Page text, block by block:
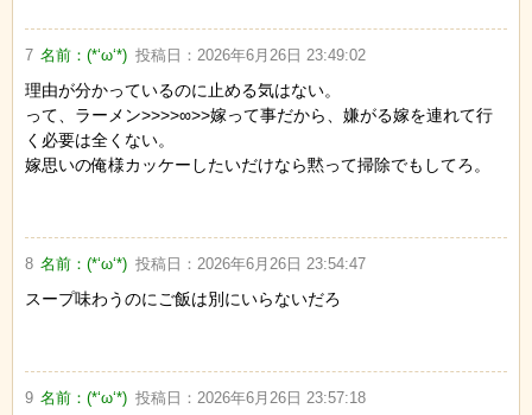
7 名前：(*‘ω‘*) 投稿日： 2026年6月26日 23:49:02
理由が分かっているのに止める気はない。
って、ラーメン>>>>∞>>嫁って事だから、嫌がる嫁を連れて行
く必要は全くない。
嫁思いの俺様カッケーしたいだけなら黙って掃除でもしてろ。
8 名前：(*‘ω‘*) 投稿日： 2026年6月26日 23:54:47
スープ味わうのにご飯は別にいらないだろ
9 名前：(*‘ω‘*) 投稿日： 2026年6月26日 23:57:18